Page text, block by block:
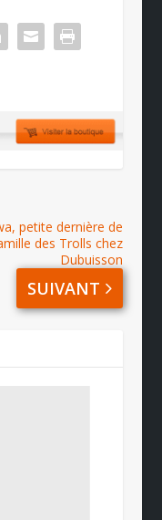
petite dernière de
des Trolls chez
Dubuisson
SUIVANT